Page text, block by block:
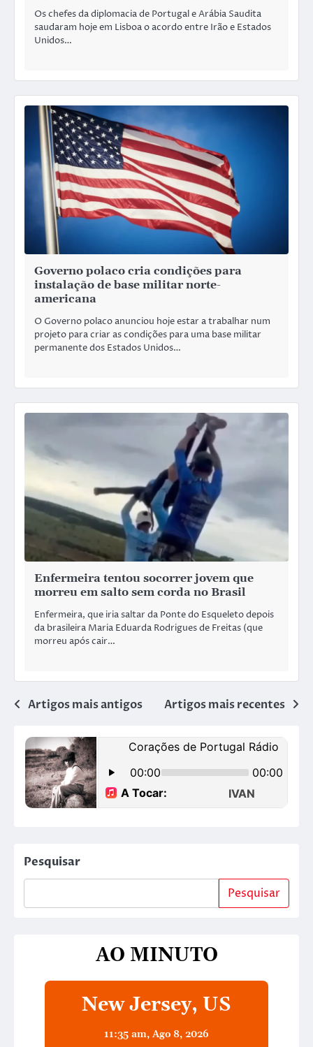
Os chefes da diplomacia de Portugal e Arábia Saudita
saudaram hoje em Lisboa o acordo entre Irão e Estados
Unidos…
Governo polaco cria condições para
instalação de base militar norte-
americana
O Governo polaco anunciou hoje estar a trabalhar num
projeto para criar as condições para uma base militar
permanente dos Estados Unidos…
Enfermeira tentou socorrer jovem que
morreu em salto sem corda no Brasil
Enfermeira, que iria saltar da Ponte do Esqueleto depois
da brasileira Maria Eduarda Rodrigues de Freitas (que
morreu após cair…
Artigos mais antigos Artigos mais recentes
Pesquisar
Pesquisar
AO MINUTO
New Jersey, US
11:35 am, Ago 8, 2026